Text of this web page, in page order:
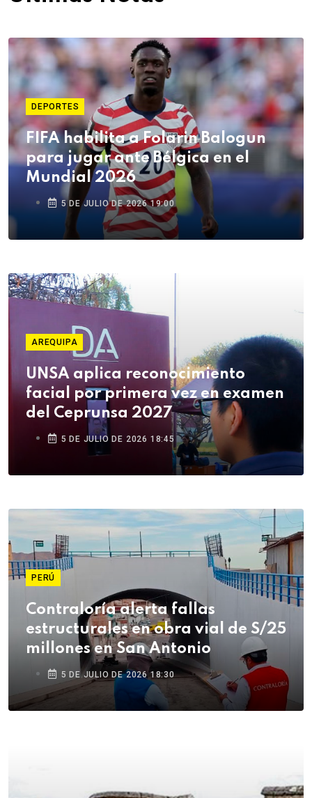
DEPORTES
FIFA habilita a Folarin Balogun
para jugar ante Bélgica en el
Mundial 2026
5 DE JULIO DE 2026 19:00
AREQUIPA
UNSA aplica reconocimiento
facial por primera vez en examen
del Ceprunsa 2027
5 DE JULIO DE 2026 18:45
PERÚ
Contraloría alerta fallas
estructurales en obra vial de S/25
millones en San Antonio
5 DE JULIO DE 2026 18:30